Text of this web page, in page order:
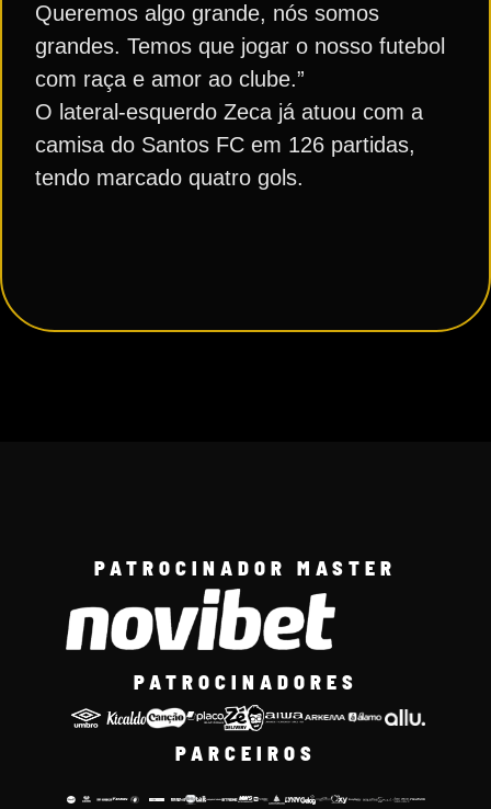
Queremos algo grande, nós somos
grandes. Temos que jogar o nosso futebol
com raça e amor ao clube.”
O lateral-esquerdo Zeca já atuou com a
camisa do Santos FC em 126 partidas,
tendo marcado quatro gols.
PATROCINADOR MASTER
PATROCINADORES
PARCEIROS